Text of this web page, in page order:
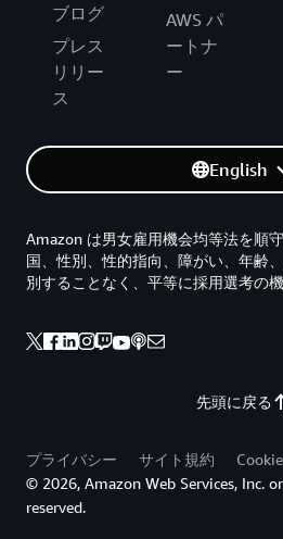
ブログ
プレス
リリー
ス
AWS パ
ートナ
ー
English
先頭に戻る
Amazon は男女雇用機会均等法を順
国、性別、性的指向、障がい、年齢
別することなく、平等に採用選考の
プライバシー サイト規約
© 2026, Amazon Web Services, Inc.
reserved.